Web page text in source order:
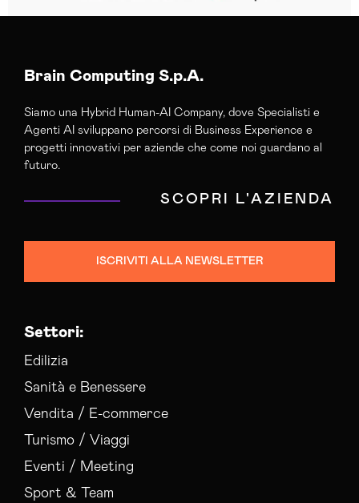
Brain Computing S.p.A.
Siamo una Hybrid Human-AI Company, dove Specialisti e
Agenti AI sviluppano percorsi di Business Experience e
progetti innovativi per aziende che come noi guardano al
futuro.
SCOPRI L'AZIENDA
ISCRIVITI ALLA NEWSLETTER
Settori:
Edilizia
Sanità e Benessere
Vendita / E-commerce
Turismo / Viaggi
Eventi / Meeting
Sport & Team